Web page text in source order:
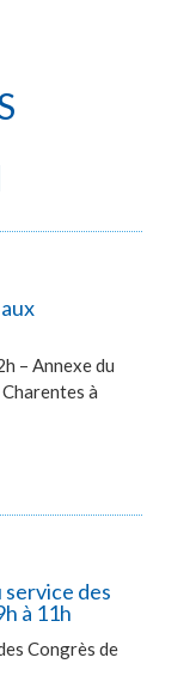
– Annexe du
à
des
à 11h
Congrès de